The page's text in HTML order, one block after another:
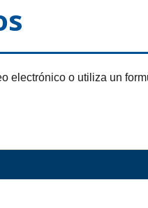
electrónico o utiliza un